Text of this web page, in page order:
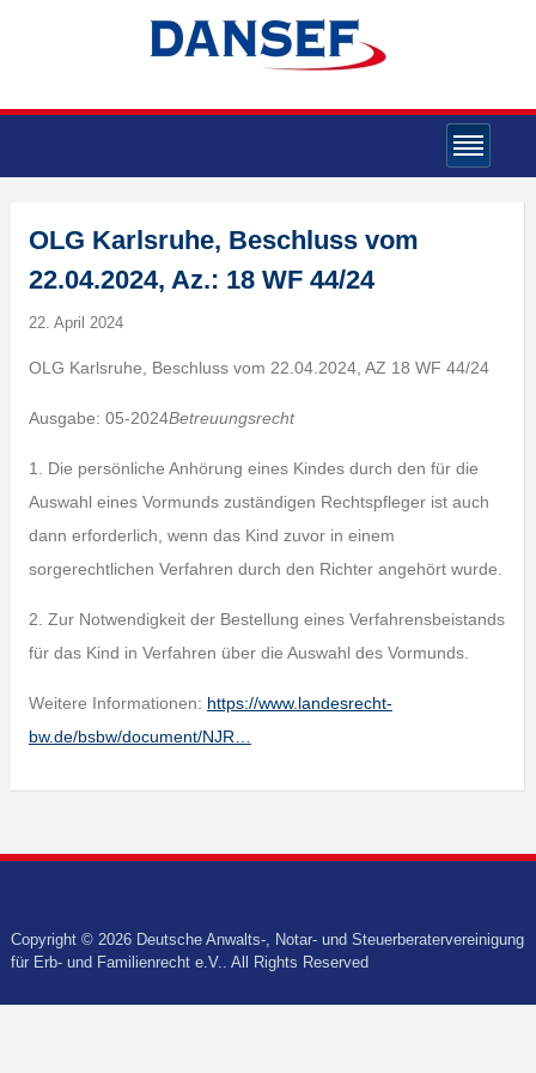
OLG Karlsruhe, Beschluss vom
22.04.2024, Az.: 18 WF 44/24
22. April 2024
OLG Karlsruhe, Beschluss vom 22.04.2024, AZ 18 WF 44/24
Ausgabe: 05-2024Betreuungsrecht
1. Die persönliche Anhörung eines Kindes durch den für die
Auswahl eines Vormunds zuständigen Rechtspfleger ist auch
dann erforderlich, wenn das Kind zuvor in einem
sorgerechtlichen Verfahren durch den Richter angehört wurde.
2. Zur Notwendigkeit der Bestellung eines Verfahrensbeistands
für das Kind in Verfahren über die Auswahl des Vormunds.
Weitere Informationen: https://www.landesrecht-
bw.de/bsbw/document/NJR…
Copyright © 2026 Deutsche Anwalts-, Notar- und Steuerberatervereinigung
für Erb- und Familienrecht e.V.. All Rights Reserved